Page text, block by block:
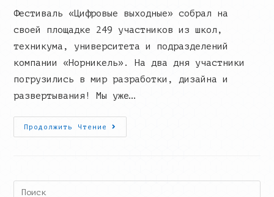
Фестиваль «Цифровые выходные» собрал на
своей площадке 249 участников из школ,
техникума, университета и подразделений
компании «Норникель». На два дня участники
погрузились в мир разработки, дизайна и
развертывания! Мы уже…
Продолжить Чтение
3
И
Search